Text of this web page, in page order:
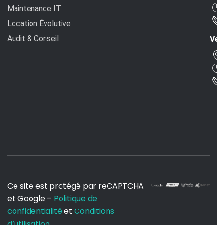
Maintenance IT
Location Évolutive
Audit & Conseil
Ce site est protégé par reCAPTCHA
et Google – Politique de
confidentialité et Conditions